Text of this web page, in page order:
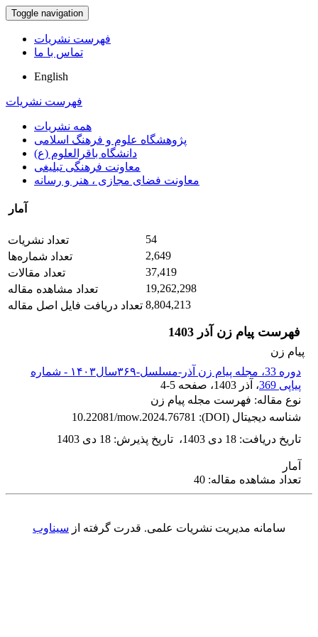
Toggle navigation
فهرست نشریات
تماس با ما
English
فهرست نشریات
همه نشریات
پژوهشگاه علوم و فرهنگ اسلامی
دانشگاه باقرالعلوم (ع)
معاونت فرهنگی تبلیغی
معاونت فضای مجازی ، هنر و رسانه
آمار
تعداد نشریات
54
تعداد شماره‌ها
2,649
تعداد مقالات
37,419
تعداد مشاهده مقاله
19,262,298
تعداد دریافت فایل اصل مقاله 8,804,213
فهرست پیام زن آذر 1403
پیام زن
دوره 33، مجله پیام زن آذر-مسلسل-۳۶۹سال۱۴۰۳ - شماره
پیاپی 369
، آذر 1403 ، صفحه 4-5
نوع مقاله: فهرست مجله پیام زن
شناسه دیجیتال (DOI):
10.22081/mow.2024.76781
تاریخ دریافت: 18 دی 1403 ، تاریخ پذیرش: 18 دی 1403
آمار
تعداد مشاهده مقاله: 40
سامانه مدیریت نشریات علمی. قدرت گرفته از سیناوب